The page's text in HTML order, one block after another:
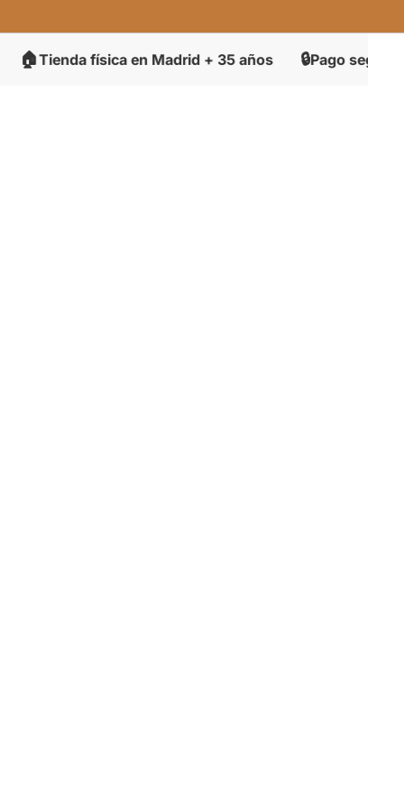
física en Madrid + 35 años 🔒Pago seguro